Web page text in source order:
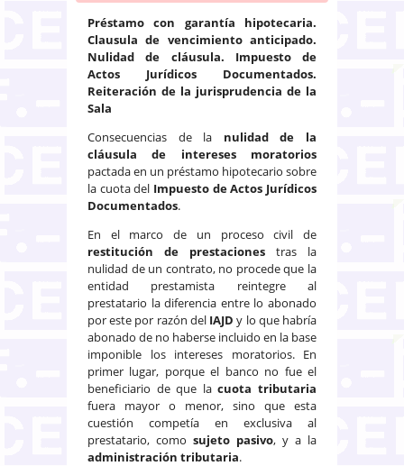
Préstamo con garantía hipotecaria.
Clausula de vencimiento anticipado.
Nulidad de cláusula. Impuesto de
Actos Jurídicos Documentados.
Reiteración de la jurisprudencia de la
Sala
Consecuencias de la nulidad de la
cláusula de intereses moratorios
pactada en un préstamo hipotecario sobre
la cuota del Impuesto de Actos Jurídicos
Documentados.
En el marco de un proceso civil de
restitución de prestaciones tras la
nulidad de un contrato, no procede que la
entidad prestamista reintegre al
prestatario la diferencia entre lo abonado
por este por razón del IAJD y lo que habría
abonado de no haberse incluido en la base
imponible los intereses moratorios. En
primer lugar, porque el banco no fue el
beneficiario de que lacuota tributaria
fuera mayor o menor, sino que esta
cuestión competía en exclusiva al
prestatario, como sujeto pasivo, y a la
administración tributaria.